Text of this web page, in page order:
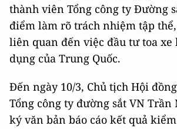
thành viên Tổng công ty Đường
điểm làm rõ trách nhiệm tập
liên quan đến việc đầu tư toa xe
dụng của Trung Quốc.
Đến ngày 10/3, Chủ tịch Hội
Tổng công ty đường sắt VN Trần
ký văn bản báo cáo kết quả